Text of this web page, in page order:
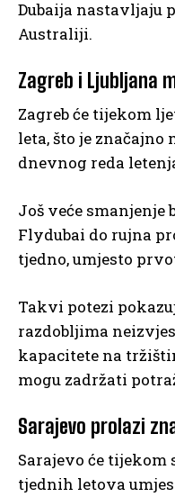
Dubaija nastavljaju
Australiji.
Zagreb i Ljubljana
Zagreb će tijekom
leta, što je značajno
dnevnog reda
Još veće smanjenje
Flydubai do rujna
tjedno, umjesto
Takvi potezi
razdobljima
kapacitete na
mogu zadržati
Sarajevo prolazi
Sarajevo će
tjednih letova